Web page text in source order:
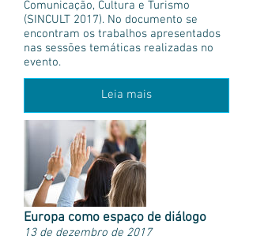
Comunicação, Cultura e Turismo
(SINCULT 2017). No documento se
encontram os trabalhos apresentados
nas sessões temáticas realizadas no
evento.
Leia mais
Europa como espaço de diálogo
13 de dezembro de 2017